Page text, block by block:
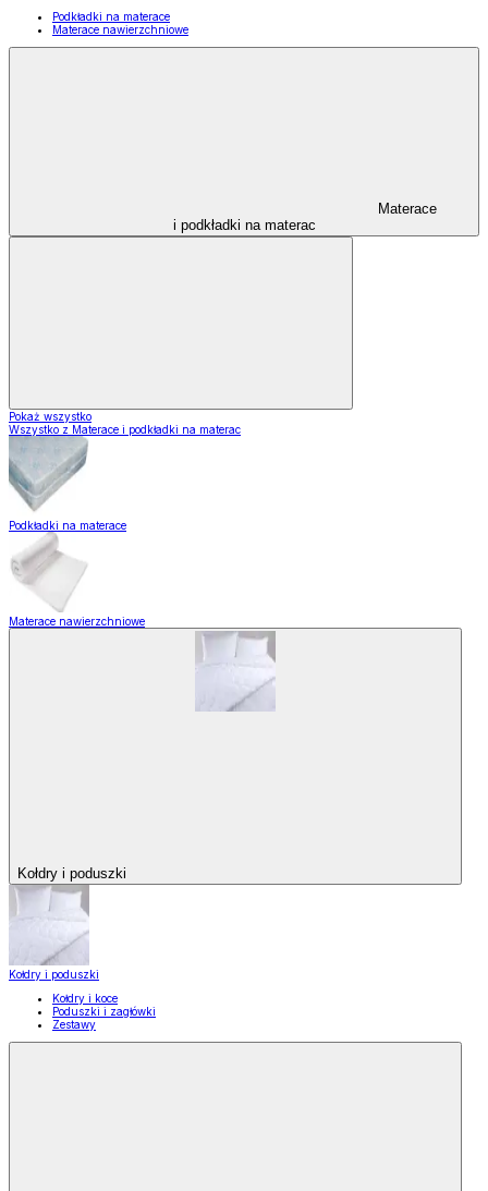
Podkładki na materace
Materace nawierzchniowe
Materace
i podkładki na materac
Pokaż wszystko
Wszystko z Materace i podkładki na materac
Podkładki na materace
Materace nawierzchniowe
Kołdry i poduszki
Kołdry i poduszki
Kołdry i koce
Poduszki i zagłówki
Zestawy